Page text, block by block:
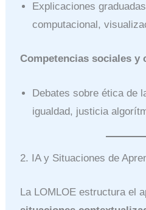
Explicaciones
computacional,
Competencias sociales y
Debates sobre ética de
igualdad, justicia
2. IA y Situaciones de
La LOMLOE estructura el